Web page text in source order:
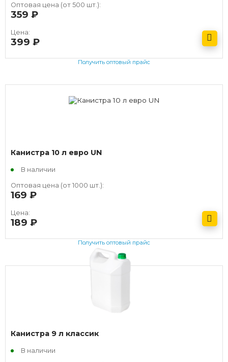
Оптовая цена (от 500 шт.):
359
Цена:
399
Получить оптовый прайс
Канистра 10 л евро UN
В наличии
Оптовая цена (от 1000 шт.):
169
Цена:
189
Получить оптовый прайс
Канистра 9 л классик
В наличии